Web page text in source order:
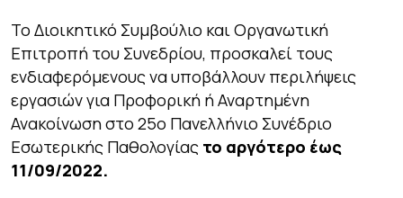
Το Διοικητικό Συμβούλιο και Οργανωτική
Επιτροπή του Συνεδρίου, προσκαλεί τους
ενδιαφερόμενους να υποβάλλουν περιλήψεις
εργασιών για Προφορική ή Αναρτημένη
Ανακοίνωση στο 25ο Πανελλήνιο Συνέδριο
Εσωτερικής Παθολογίας το αργότερο έως
11/09/2022.